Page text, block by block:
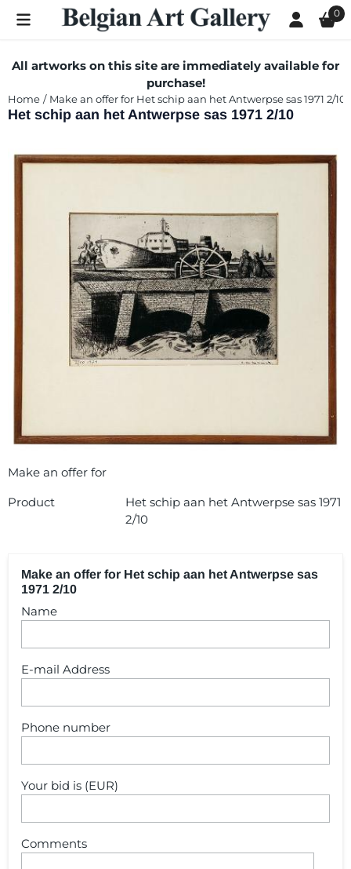
Cookie preferences are currently closed. 0
All artworks on this site are immediately available for
purchase!
Home / Make an offer for Het schip aan het Antwerpse sas 1971 2/10
Het schip aan het Antwerpse sas 1971 2/10
Make an offer for
Product
Het schip aan het Antwerpse sas 1971
2/10
Make an offer for Het schip aan het Antwerpse sas
1971 2/10
Name
E-mail Address
Phone number
Your bid is (EUR)
Comments